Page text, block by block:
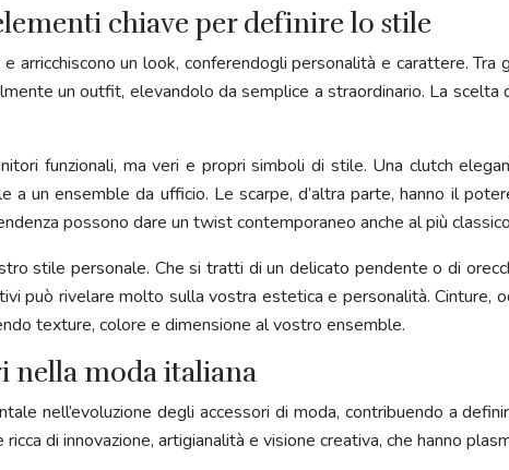
chiave per definire lo stile
arricchiscono un look, conferendogli personalità e carattere.
un outfit, elevandolo da semplice a straordinario. La
funzionali, ma veri e propri simboli di stile. Una clutch
a un ensemble da ufficio. Le scarpe, d’altra parte, hanno il
possono dare un twist contemporaneo anche al più
stile personale. Che si tratti di un delicato pendente o di
può rivelare molto sulla vostra estetica e personalità. Cinture,
texture, colore e dimensione al vostro ensemble.
nella moda italiana
nell’evoluzione degli accessori di moda, contribuendo a
di innovazione, artigianalità e visione creativa, che hanno